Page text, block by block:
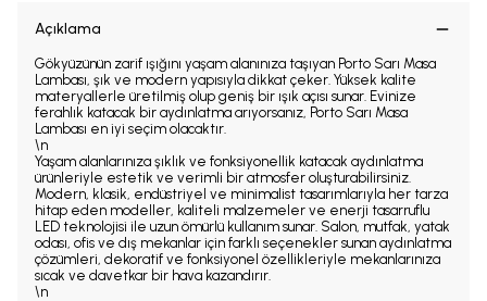
Açıklama
Gökyüzünün zarif ışığını yaşam alanınıza taşıyan Porto Sarı Masa
Lambası, şık ve modern yapısıyla dikkat çeker. Yüksek kalite
materyallerle üretilmiş olup geniş bir ışık açısı sunar. Evinize
ferahlık katacak bir aydınlatma arıyorsanız, Porto Sarı Masa
Lambası en iyi seçim olacaktır.
\n
Yaşam alanlarınıza şıklık ve fonksiyonellik katacak aydınlatma
ürünleriyle estetik ve verimli bir atmosfer oluşturabilirsiniz.
Modern, klasik, endüstriyel ve minimalist tasarımlarıyla her tarza
hitap eden modeller, kaliteli malzemeler ve enerji tasarruflu
LED teknolojisi ile uzun ömürlü kullanım sunar. Salon, mutfak, yatak
odası, ofis ve dış mekanlar için farklı seçenekler sunan aydınlatma
çözümleri, dekoratif ve fonksiyonel özellikleriyle mekanlarınıza
sıcak ve davetkar bir hava kazandırır.
\n